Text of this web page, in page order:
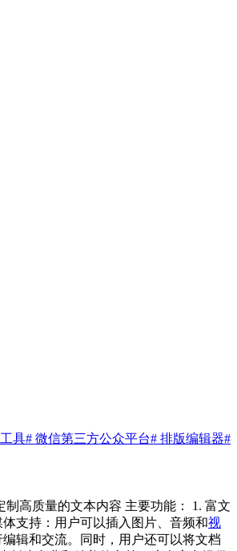
具# 微信第三方公众平台# 排版编辑器#
高质量的文本内容 主要功能： 1. 富文
支持：用户可以插入图片、音频和视
辑和交流。同时，用户还可以将文档